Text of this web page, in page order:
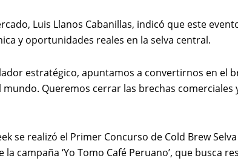
Luis Llanos Cabanillas, indicó que este
y oportunidades reales en la selva central.
estratégico, apuntamos a convertirnos en el
Queremos cerrar las brechas
se realizó el Primer Concurso de Cold Brew
campaña ‘Yo Tomo Café Peruano’, que busca